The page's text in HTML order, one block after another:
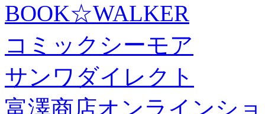
BOOK☆WALKER
コミックシーモア
サンワダイレクト
富澤商店オンラインシ